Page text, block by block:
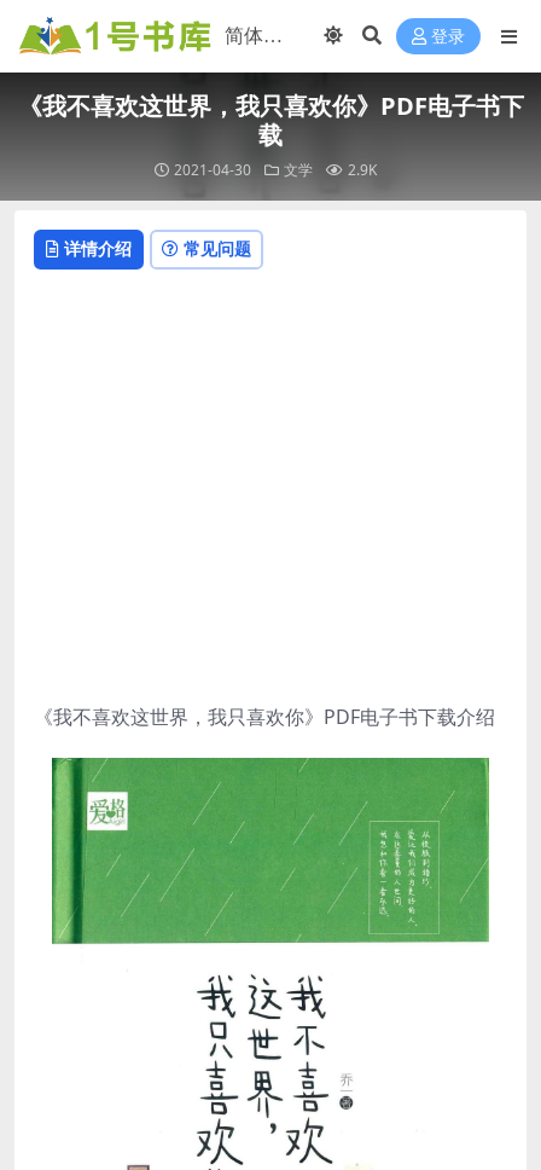
登录
《我不喜欢这世界，我只喜欢你》PDF电子书下
载
2021-04-30 文学 2.9K
详情介绍 常见问题
《我不喜欢这世界，我只喜欢你》PDF电子书下载介绍